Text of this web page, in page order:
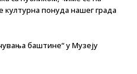
културна понуда нашег града
баштине“ у Музеју